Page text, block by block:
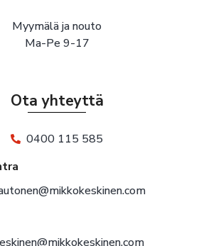
Myymälä ja nouto
Ma-Pe 9-17
Ota yhteyttä
0400 115 585